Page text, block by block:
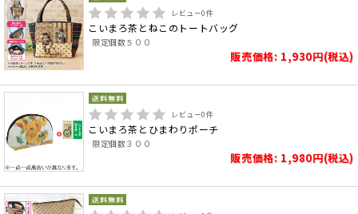
レビュー0件
こいまろ茶とねこのトートバッグ
限定個数５００
販売価格: 1,930円(税込)
レビュー0件
こいまろ茶とひまわりポーチ
限定個数３００
販売価格: 1,980円(税込)